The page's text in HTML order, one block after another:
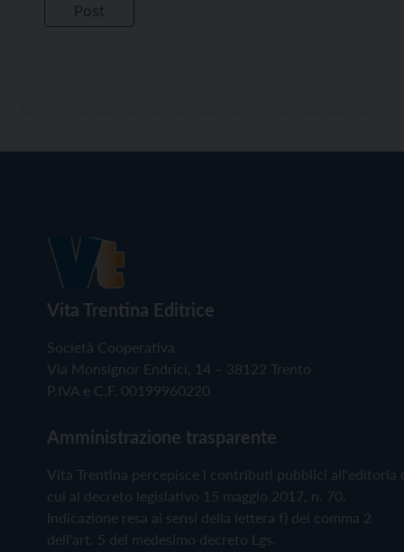
Vita Trentina Editrice
Società Cooperativa
Via Monsignor Endrici, 14 – 38122 Trento
P.IVA e C.F. 00199960220
Amministrazione trasparente
Vita Trentina percepisce i contributi pubblici all'editoria
cui al decreto legislativo 15 maggio 2017, n. 70.
Indicazione resa ai sensi della lettera f) del comma 2
dell'art. 5 del medesimo decreto Lgs.